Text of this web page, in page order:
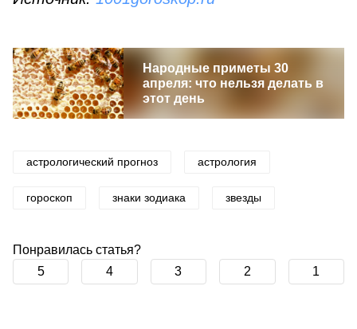
Народные приметы 30
апреля: что нельзя делать в
этот день
астрологический прогноз астрология
гороскоп знаки зодиака звезды
Понравилась статья?
5
4 3 2 1